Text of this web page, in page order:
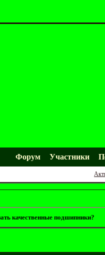
Форум Участники
качественные подшипники?